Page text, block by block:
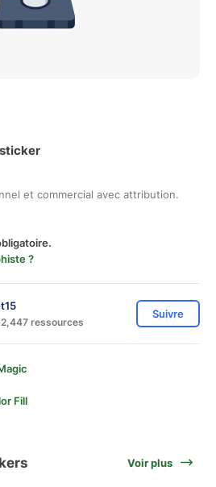
et commercial avec attribution.
?
ressources
Suivre
Fill
Voir plus